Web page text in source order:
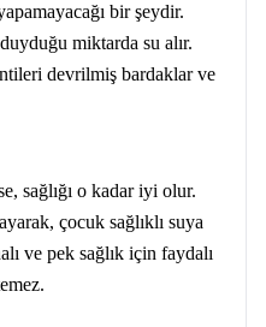
bir şeydir.
miktarda su alır.
devrilmiş bardaklar ve
sağlığı o kadar iyi olur.
çocuk sağlıklı suya
ve pek sağlık için faydalı